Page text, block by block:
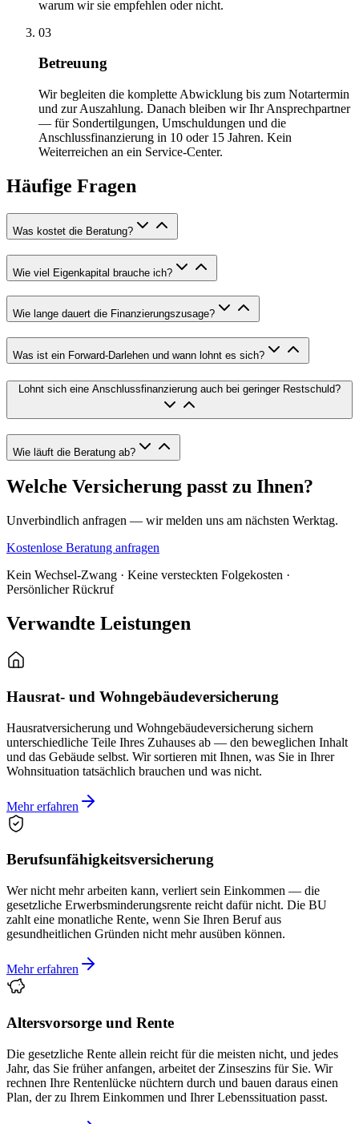
warum wir sie empfehlen oder nicht.
03
Betreuung
Wir begleiten die komplette Abwicklung bis zum Notartermin
und zur Auszahlung. Danach bleiben wir Ihr Ansprechpartner
— für Sondertilgungen, Umschuldungen und die
Anschlussfinanzierung in 10 oder 15 Jahren. Kein
Weiterreichen an ein Service-Center.
Häufige Fragen
Was kostet die Beratung?
Wie viel Eigenkapital brauche ich?
Wie lange dauert die Finanzierungszusage?
Was ist ein Forward-Darlehen und wann lohnt es sich?
Lohnt sich eine Anschlussfinanzierung auch bei geringer Restschuld?
Wie läuft die Beratung ab?
Welche Versicherung passt zu Ihnen?
Unverbindlich anfragen — wir melden uns am nächsten Werktag.
Kostenlose Beratung anfragen
Kein Wechsel-Zwang · Keine versteckten Folgekosten ·
Persönlicher Rückruf
Verwandte Leistungen
Hausrat- und Wohngebäudeversicherung
Hausratversicherung und Wohngebäudeversicherung sichern
unterschiedliche Teile Ihres Zuhauses ab — den beweglichen Inhalt
und das Gebäude selbst. Wir sortieren mit Ihnen, was Sie in Ihrer
Wohnsituation tatsächlich brauchen und was nicht.
Mehr erfahren
Berufsunfähigkeitsversicherung
Wer nicht mehr arbeiten kann, verliert sein Einkommen — die
gesetzliche Erwerbsminderungsrente reicht dafür nicht. Die BU
zahlt eine monatliche Rente, wenn Sie Ihren Beruf aus
gesundheitlichen Gründen nicht mehr ausüben können.
Mehr erfahren
Altersvorsorge und Rente
Die gesetzliche Rente allein reicht für die meisten nicht, und jedes
Jahr, das Sie früher anfangen, arbeitet der Zinseszins für Sie. Wir
rechnen Ihre Rentenlücke nüchtern durch und bauen daraus einen
Plan, der zu Ihrem Einkommen und Ihrer Lebenssituation passt.